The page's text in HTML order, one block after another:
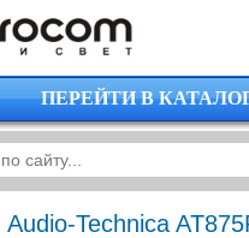
ПЕРЕЙТИ В
Technica